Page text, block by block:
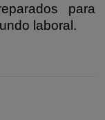
para
laboral.